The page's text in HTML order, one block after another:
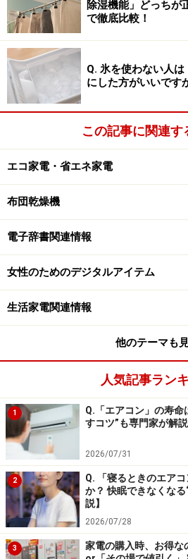
他に、
●検索した語でさらに分からない
られる「
スーパージャンプ機能」
機能」が搭載されて
大きさは、
幅152.5mm、奥行き112.5mm
295g（電池込み）です。耐久性
コット」を採用して、衝撃や振
勤・通学時の持ち歩きにさらに安
5.7型高精細大画面液晶
され、見やすさは抜群の5.7型の
電子辞書新製品一覧
■メーカー別・発売月別電子辞
簡単な特徴が分かる、メーカ別
一覧表
2ページ目：姉妹機種［XD-
※記事内容は執筆時点のものです。最
い。
除湿機能」どっちが
で徹底比較！
Q. 氷を使わない人
にした方がいいです
この記事に関連す
エコ家電・省エネ家電
布団乾燥機
電子辞書関連情報
女性のためのデジタルアイテム
生活家電関連情報
他のテーマも
人気記事ラン
1
Q.「エアコン」の寿命
すコツ”も専門家が解説
2026/07/31
2
Q. 「寝るときのエア
か？ 快眠できなくな
説】
2026/07/28
3
家電の購入時、お得な